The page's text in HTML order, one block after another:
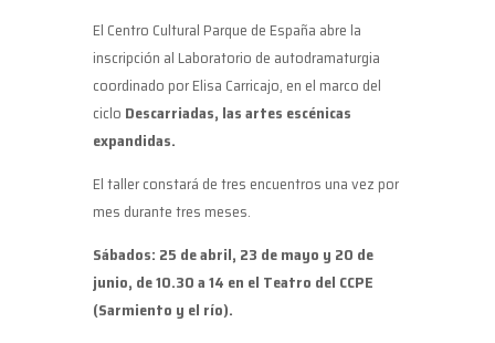
El Centro Cultural Parque de España abre la
inscripción al Laboratorio de autodramaturgia
coordinado por Elisa Carricajo, en el marco del
ciclo Descarriadas, las artes escénicas
expandidas.
El taller constará de tres encuentros una vez por
mes durante tres meses.
Sábados: 25 de abril, 23 de mayo y 20 de
junio, de 10.30 a 14 en el Teatro del CCPE
(Sarmiento y el río).